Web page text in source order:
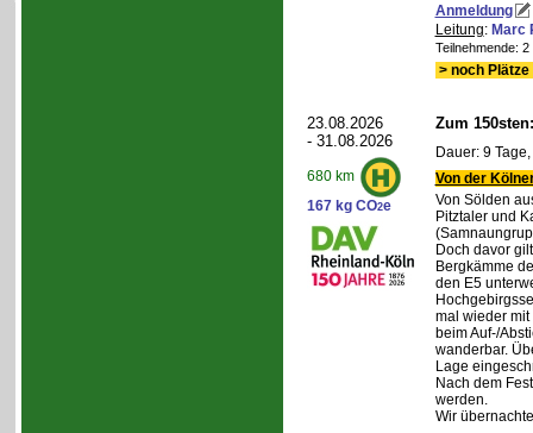
Anmeldung
Leitung: Marc
Teilnehmende:
> noch
23.08.2026
- 31.08.2026
680 km
167 kg CO2e
Zum
Dauer: 9
Von der
Von Sölden
Pitztaler und
Doch davor
Bergkämme
den E5
mal wieder
beim Auf-/
wanderbar.
Lage
Nach dem
werden.
Wir